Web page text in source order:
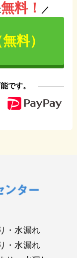
無料！ ／
料）
です。
・水漏れ
・水漏れ